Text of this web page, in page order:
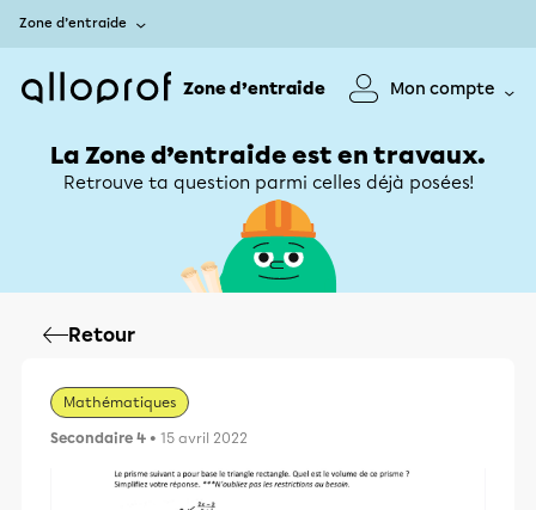
Zone d’entraide
Zone d’entraide Mon compte
La Zone d’entraide est en travaux.
Retrouve ta question parmi celles déjà posées!
Retour
Mathématiques
Secondaire 4 • 15 avril 2022